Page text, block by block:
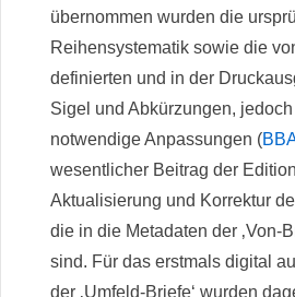
übernommen wurden die
Reihensystematik sowie die
definierten und in der
Sigel und Abkürzungen,
notwendige Anpassungen (
wesentlicher Beitrag der
Aktualisierung und Korrektur
die in die Metadaten der ‚Von-
sind. Für das erstmals digital
der ‚Umfeld-Briefe‘ wurden